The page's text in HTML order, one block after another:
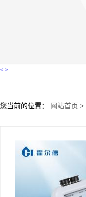
< >
您当前的位置： 网站首页 >